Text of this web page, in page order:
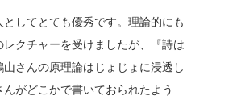
してとても優秀です。理論的にも
クチャーを受けましたが、『詩は
さんの原理論はじょじょに浸透し
がどこかで書いておられたよう